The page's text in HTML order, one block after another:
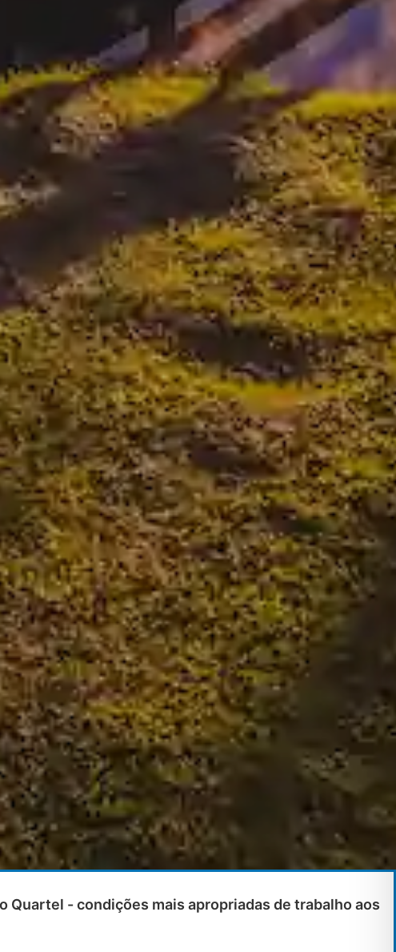
Quartel - condições mais apropriadas de trabalho aos